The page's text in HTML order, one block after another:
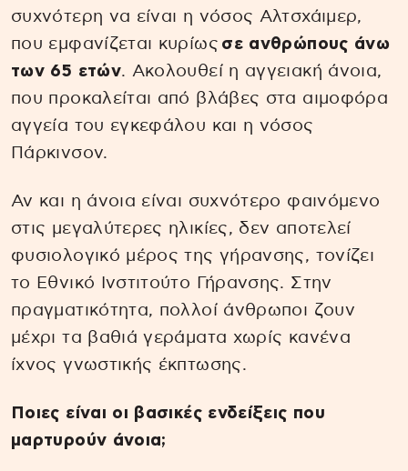
συχνότερη να είναι η νόσος Αλτσχάιμερ,
που εμφανίζεται κυρίως σε ανθρώπους άνω
των 65 ετών. Ακολουθεί η αγγειακή άνοια,
που προκαλείται από βλάβες στα αιμοφόρα
αγγεία του εγκεφάλου και η νόσος
Πάρκινσον.
Αν και η άνοια είναι συχνότερο φαινόμενο
στις μεγαλύτερες ηλικίες, δεν αποτελεί
φυσιολογικό μέρος της γήρανσης, τονίζει
το Εθνικό Ινστιτούτο Γήρανσης. Στην
πραγματικότητα, πολλοί άνθρωποι ζουν
μέχρι τα βαθιά γεράματα χωρίς κανένα
ίχνος γνωστικής έκπτωσης.
Ποιες είναι οι βασικές ενδείξεις που
μαρτυρούν άνοια;